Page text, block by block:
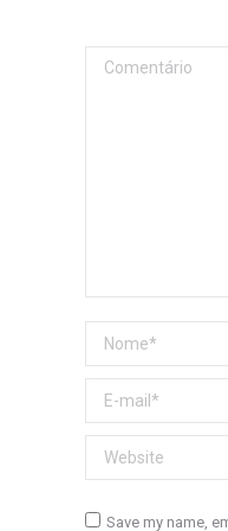
Comentário
Nome *
E-mail *
Website
Save my name,